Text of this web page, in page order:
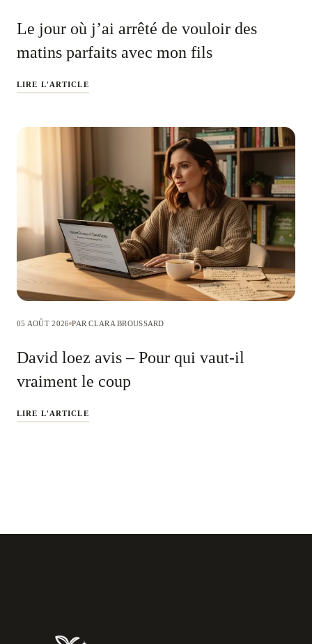
Le jour où j’ai arrêté de vouloir des
matins parfaits avec mon fils
LIRE L'ARTICLE
05 AOÛT 2026 PAR CLARA BROUSSARD
David loez avis – Pour qui vaut-il
vraiment le coup
LIRE L'ARTICLE